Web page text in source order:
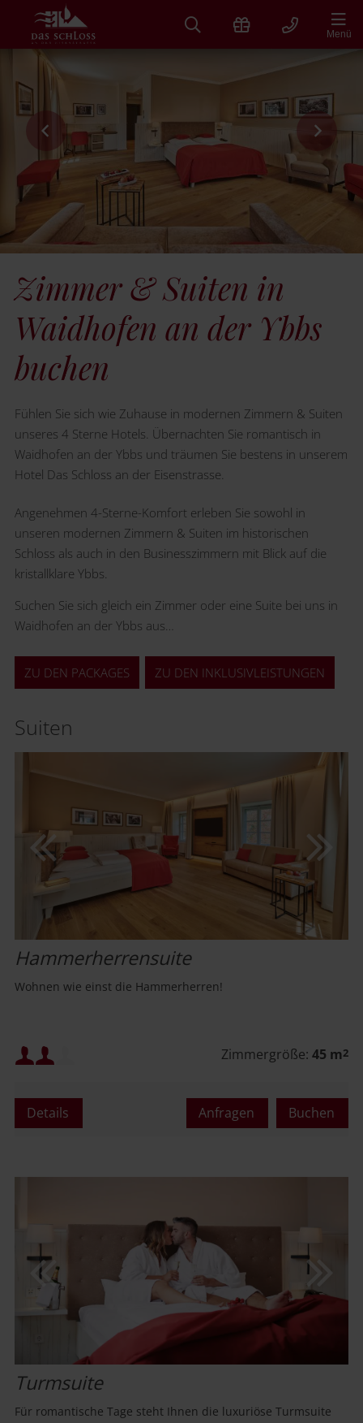
springen
Menü
Zimmer & Suiten in
Waidhofen an der Ybbs
buchen
Fühlen Sie sich wie Zuhause in modernen Zimmern & Suiten
unseres 4 Sterne Hotels. Übernachten Sie romantisch in
Waidhofen an der Ybbs und träumen Sie bestens in unserem
Hotel Das Schloss an der Eisenstrasse.
Angenehmen 4-Sterne-Komfort erleben Sie sowohl in
unseren modernen Zimmern & Suiten im historischen
Schloss als auch in den Businesszimmern mit Blick auf die
kristallklare Ybbs.
Suchen Sie sich gleich ein Zimmer oder eine Suite bei uns in
Waidhofen an der Ybbs aus…
ZU DEN PACKAGES ZU DEN INKLUSIVLEISTUNGEN
Suiten
Hammerherrensuite
Wohnen wie einst die Hammerherren!
Mindestbelegung:
Maximalbelegung:
Zimmergröße: 45 m2
Buchen
Anfragen
Details
Turmsuite
Für romantische Tage steht Ihnen die luxuriöse Turmsuite